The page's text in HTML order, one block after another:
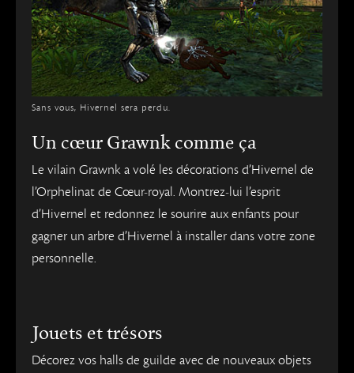
Sans vous, Hivernel sera perdu.
Un cœur Grawnk comme ça
Le vilain Grawnk a volé les décorations d’Hivernel de
l’Orphelinat de Cœur-royal. Montrez-lui l’esprit
d’Hivernel et redonnez le sourire aux enfants pour
gagner un arbre d’Hivernel à installer dans votre zone
personnelle.
Jouets et trésors
Décorez vos halls de guilde avec de nouveaux objets